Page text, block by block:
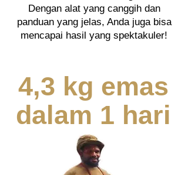
Dengan alat yang canggih dan
panduan yang jelas, Anda juga bisa
mencapai hasil yang spektakuler!
4,3 kg emas
dalam 1 hari